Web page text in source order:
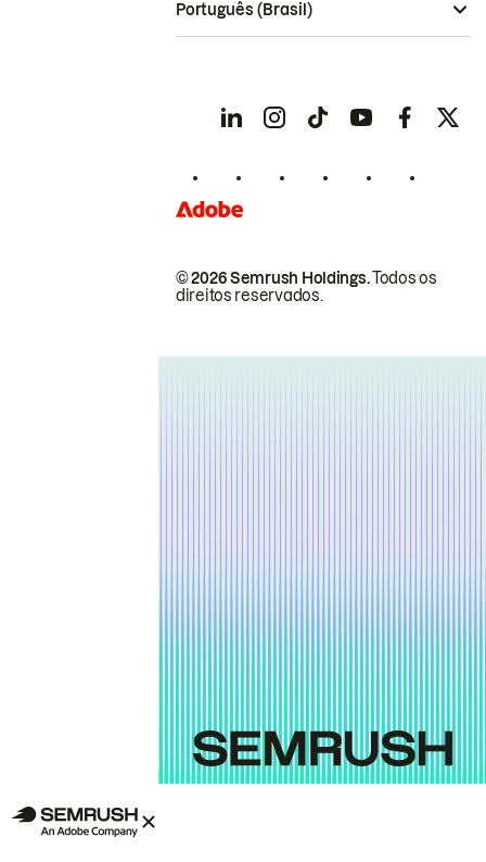
© 2026 Semrush Holdings.Todos os
direitos reservados.
Português (Brasil)